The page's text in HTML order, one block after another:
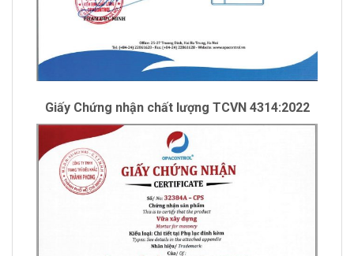
Giấy Chứng nhận chất lượng TCVN 4314:2022